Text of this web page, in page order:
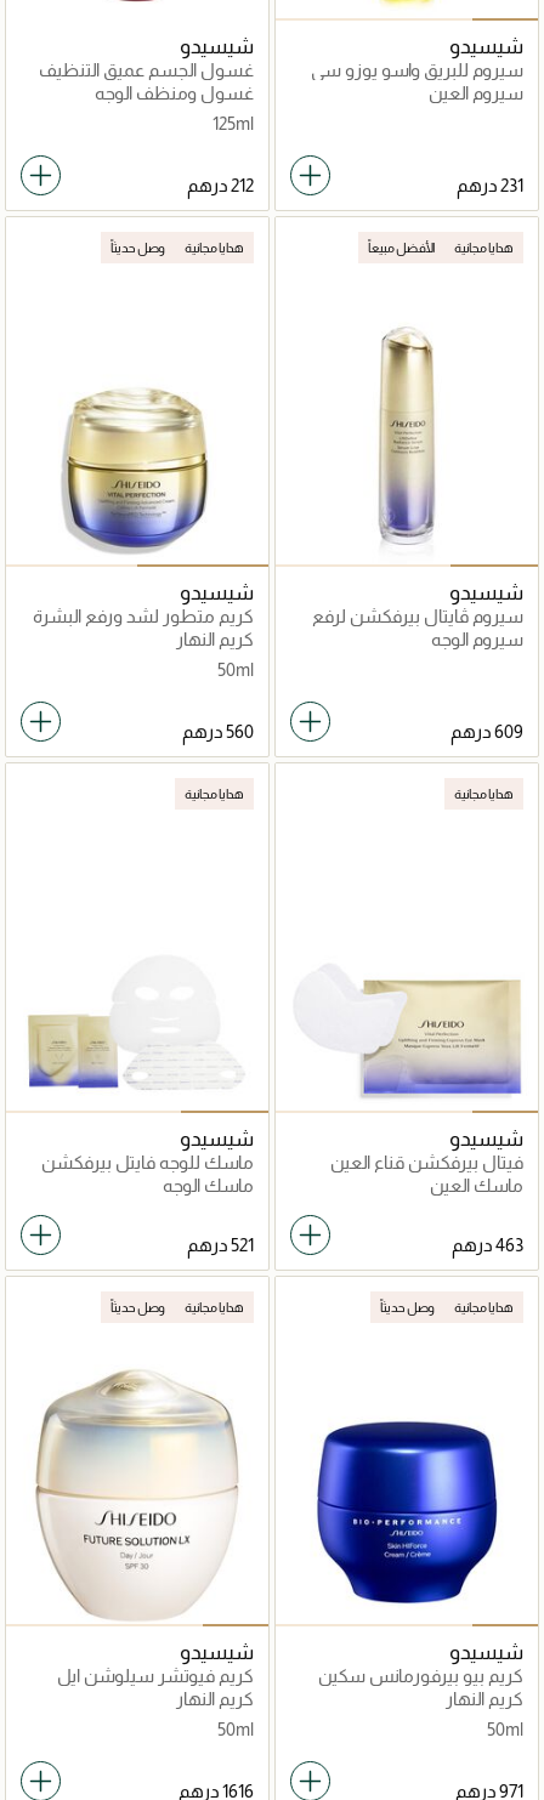
شيسيدو
سيروم للبريق واسو يوزو سي
سيروم العين
شيسيدو
غسول الجسم عميق التنظيف
من شيسيدو
غسول ومنظف الوجه
125ml
هدايا مجانية الأفضل مبيعاً
شيسيدو
سيروم ڤايتال بيرفكشن لرفع
وشد البشرة 40مل
سيروم الوجه
هدايا مجانية وصل حديثاً
شيسيدو
كريم متطور لشد ورفع البشرة
بنعومة
كريم النهار
50ml
هدايا مجانية
شيسيدو
فيتال بيرفكشن قناع العين
السريع للرفع والشد
ماسك العين
هدايا مجانية
شيسيدو
ماسك للوجه فايتل بيرفكشن
لإشراقة
ماسك الوجه
هدايا مجانية وصل حديثاً
شيسيدو
كريم بيو بيرفورمانس سكين
هاي فورس
كريم النهار
50ml
هدايا مجانية وصل حديثاً
شيسيدو
كريم فيوتشر سيلوشن ايل
اكس حماية شامل
كريم النهار
50ml